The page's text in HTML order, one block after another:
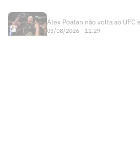
Alex Poatan não volta ao
03/08/2026 - 11:29